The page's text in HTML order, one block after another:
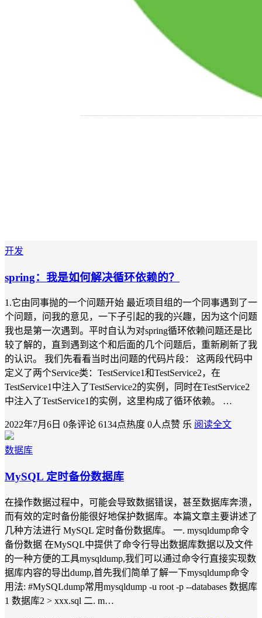
开发
spring：我是如何解决循环依赖的？
1.它由同事抛的一个问题开始 最近项目组的一个同事遇到了一
个问题，问我的意见，一下子引起的我的兴趣，因为这个问题
我也是第一次遇到。平时自认为对spring循环依赖问题还是比
较了解的，直到遇到这个和后面的几个问题后，重新刷新了我
的认识。 我们先看看当时出问题的代码片段： 这两段代码中
定义了两个Service类：TestService1和TestService2，在
TestService1中注入了TestService2的实例，同时在TestService2
中注入了TestService1的实例，这里构成了循环依赖。 …
2022年7月6日 0条评论 6134点热度 0人点赞 乐 阅读全文
数据库
MySQL 定时备份数据库
在操作数据过程中，可能会导致数据错误，甚至数据库奔溃，
而有效的定时备份能很好地保护数据库。本篇文章主要讲述了
几种方法进行 MySQL 定时备份数据库。 一. mysqldump命令
备份数据 在MySQL中提供了命令行导出数据库数据以及文件
的一种方便的工具mysqldump,我们可以通过命令行直接实现数
据库内容的导出dump,首先我们简单了解一下mysqldump命令
用法: #MySQLdump常用mysqldump -u root -p --databases 数据库
1 数据库2 > xxx.sql 二. m…